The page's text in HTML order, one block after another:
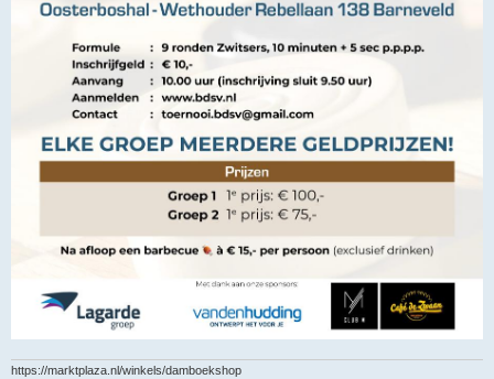
https://marktplaza.nl/winkels/damboekshop